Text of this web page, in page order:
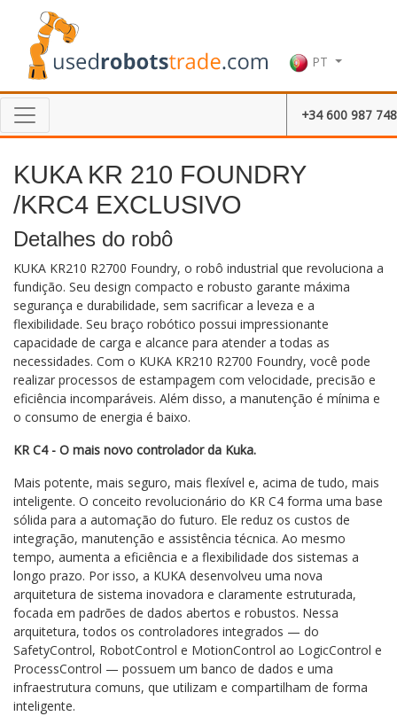
PT
+34 600 987 748
KUKA KR 210 FOUNDRY
/KRC4 EXCLUSIVO
Detalhes do robô
KUKA KR210 R2700 Foundry, o robô industrial que revoluciona a
fundição. Seu design compacto e robusto garante máxima
segurança e durabilidade, sem sacrificar a leveza e a
flexibilidade. Seu braço robótico possui impressionante
capacidade de carga e alcance para atender a todas as
necessidades. Com o KUKA KR210 R2700 Foundry, você pode
realizar processos de estampagem com velocidade, precisão e
eficiência incomparáveis. Além disso, a manutenção é mínima e
o consumo de energia é baixo.
KR C4 - O mais novo controlador da Kuka.
Mais potente, mais seguro, mais flexível e, acima de tudo, mais
inteligente. O conceito revolucionário do KR C4 forma uma base
sólida para a automação do futuro. Ele reduz os custos de
integração, manutenção e assistência técnica. Ao mesmo
tempo, aumenta a eficiência e a flexibilidade dos sistemas a
longo prazo. Por isso, a KUKA desenvolveu uma nova
arquitetura de sistema inovadora e claramente estruturada,
focada em padrões de dados abertos e robustos. Nessa
arquitetura, todos os controladores integrados — do
SafetyControl, RobotControl e MotionControl ao LogicControl e
ProcessControl — possuem um banco de dados e uma
infraestrutura comuns, que utilizam e compartilham de forma
inteligente.